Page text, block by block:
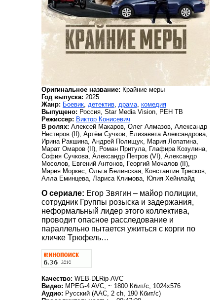
Оригинальное название: Крайние меры
Год выпуска: 2025
Жанр: Боевик детектив драма комедия
Выпущено: Россия, Star Media Vision, РЕН ТВ
Режиссер: Виктор Конисевич
В ролях: Алексей Макаров, Олег Алмазов, Александр
Нестеров (II), Артём Сучков, Елизавета Александрова,
Ирина Ракшина, Андрей Полищук, Мария Лопатина,
Марат Омаров (II), Роман Притула, Глафира Козулина,
София Сучкова, Александр Петров (VI), Александр
Мосолов, Евгений Антонов, Георгий Мочалов (II),
Мария Моркес, Ольга Белинская, Константин Тресков,
Алла Еминцева, Лариса Климова, Юлия Хейнлайд
О сериале: Егор Звягин – майор полиции,
сотрудник Группы розыска и задержания,
неформальный лидер этого коллектива,
проводит опасное расследование и
параллельно пытается ужиться с корги по
кличке Трюфель…
Качество: WEB-DLRip-AVC
Видео: MPEG-4 AVC, ~ 1800 Кбит/с, 1024x576
Аудио: Русский (AAC, 2 ch, 190 Кбит/с)